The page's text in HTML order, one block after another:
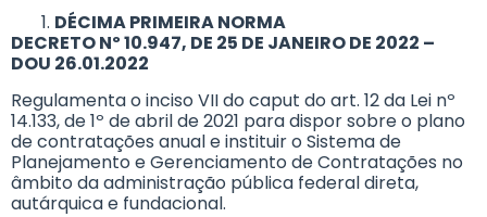
DÉCIMA PRIMEIRA NORMA
DECRETO Nº 10.947, DE 25 DE JANEIRO DE 2022 –
DOU 26.01.2022
Regulamenta o inciso VII do caput do art. 12 da Lei nº
14.133, de 1º de abril de 2021 para dispor sobre o plano
de contratações anual e instituir o Sistema de
Planejamento e Gerenciamento de Contratações no
âmbito da administração pública federal direta,
autárquica e fundacional.